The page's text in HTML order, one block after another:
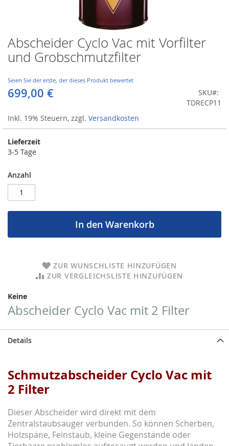
Abscheider Cyclo Vac mit Vorfilter
und Grobschmutzfilter
Seien Sie der erste, der dieses Produkt bewertet
699,00 €
Inkl. 19% Steuern, zzgl. Versandkosten
SKU
TDRECP11
Lieferzeit
3-5 Tage
Anzahl
In den Warenkorb
ZUR WUNSCHLISTE HINZUFÜGEN
ZUR VERGLEICHSLISTE HINZUFÜGEN
Keine
Abscheider Cyclo Vac mit 2 Filter
Zum
Anfang
der
springen
Details
Schmutzabscheider Cyclo Vac mit
2 Filter
Dieser Abscheider wird direkt mit dem
Zentralstaubsauger verbunden. So können Scherben,
Holzspäne, Feinstaub, kleine Gegenstände oder